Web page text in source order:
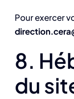
Pour exercer
8.
du